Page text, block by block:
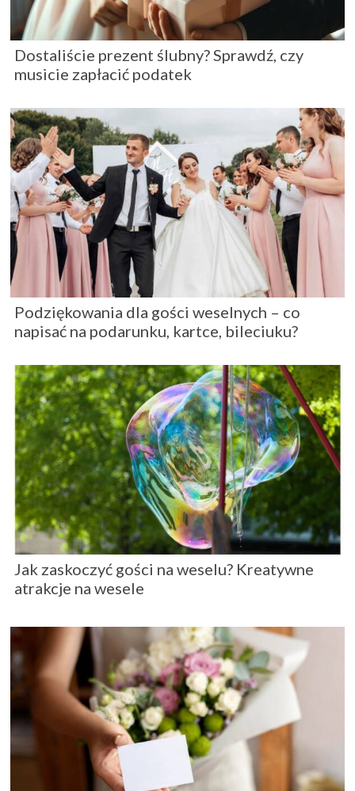
Dostaliście prezent ślubny? Sprawdź, czy
musicie zapłacić podatek
Podziękowania dla gości weselnych – co
napisać na podarunku, kartce, bileciuku?
Jak zaskoczyć gości na weselu? Kreatywne
atrakcje na wesele